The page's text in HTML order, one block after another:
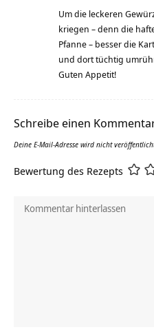
Um die leckeren
kriegen – denn die
Pfanne – besser die
und dort tüchtig
Guten Appetit!
Schreibe einen
Deine E-Mail-Adresse wird nicht
Bewertung des Rezepts